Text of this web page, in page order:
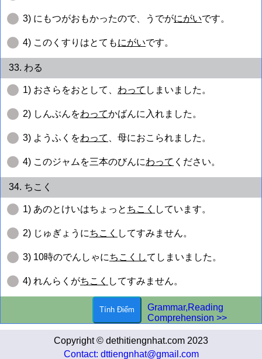
3) にもつがおもかったので、うでがにがいです。
4) このくすりはとてもにがいです。
33. わる
1) おさらをおとして、 わって しまいました。
2) しんぶんをわってかばんに入れました。
3) ようふくをわって 、母におこられました。
4) このジャムを三本のびんにわって ください。
34. ちこく
1) あのとけいはちょっと ちこく しています。
2) じゅぎょうにちこく してすみません。
3) 10時のでんしゃにちこくしてしまいました。
4) れんらくがちこく してすみません。
Grammar,Reading
Comprehension >>
Copyright © dethitiengnhat.com 2023
Contact: dttiengnhat@gmail.com